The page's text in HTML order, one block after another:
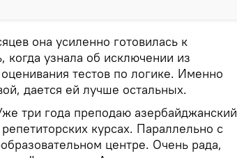
она усиленно готовилась к
когда узнала об исключении из
тестов по логике. Именно
дается ей лучше остальных.
три года преподаю азербайджанский
курсах. Параллельно с
центре. Очень рада,